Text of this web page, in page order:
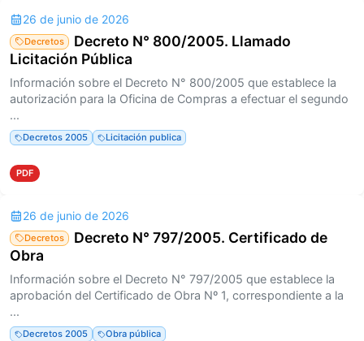
26 de junio de 2026
Decretos
Decreto N° 800/2005. Llamado
Licitación Pública
Información sobre el Decreto N° 800/2005 que establece la
autorización para la Oficina de Compras a efectuar el segundo
...
Decretos 2005 Licitación publica
PDF
26 de junio de 2026
Decretos
Decreto N° 797/2005. Certificado de
Obra
Información sobre el Decreto N° 797/2005 que establece la
aprobación del Certificado de Obra Nº 1, correspondiente a la
...
Decretos 2005 Obra pública